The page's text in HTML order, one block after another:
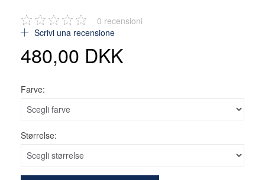
0 recensioni
Scrivi una recensione
480,00 DKK
Farve:
Størrelse: